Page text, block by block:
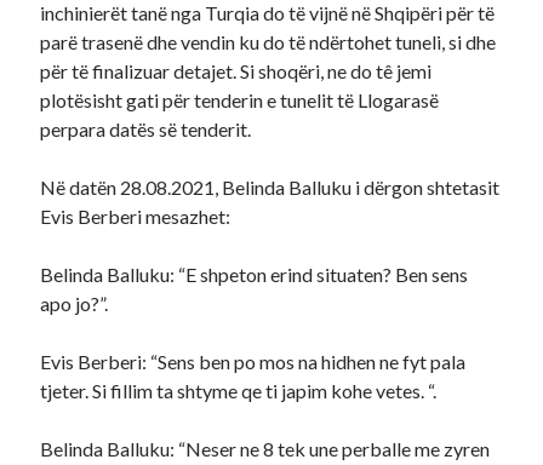
inchinierët tanë nga Turqia do të vijnë në Shqipëri për të
parë trasenë dhe vendin ku do të ndërtohet tuneli, si dhe
për të finalizuar detajet. Si shoqëri, ne do tê jemi
plotësisht gati për tenderin e tunelit të Llogarasë
perpara datës së tenderit.
Në datën 28.08.2021, Belinda Balluku i dërgon shtetasit
Evis Berberi mesazhet:
Belinda Balluku: “E shpeton erind situaten? Ben sens
apo jo?”.
Evis Berberi: “Sens ben po mos na hidhen ne fyt pala
tjeter. Si fillim ta shtyme qe ti japim kohe vetes. “.
Belinda Balluku: “Neser ne 8 tek une perballe me zyren